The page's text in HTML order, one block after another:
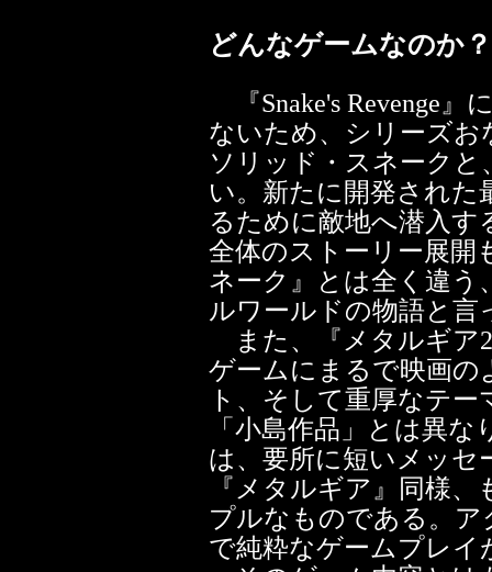
どんなゲームなのか？
『Snake's Revenge』
ないため、シリーズ
ソリッド・スネーク
い。新たに開発された
るために敵地へ潜入
全体のストーリー展開
ネーク』とは全く違
ルワールドの物語と言
また、『メタルギア
ゲームにまるで映画
ト、そして重厚なテ
「小島作品」とは異
は、要所に短いメッセ
『メタルギア』同様
プルなものである。
で純粋なゲームプレイ